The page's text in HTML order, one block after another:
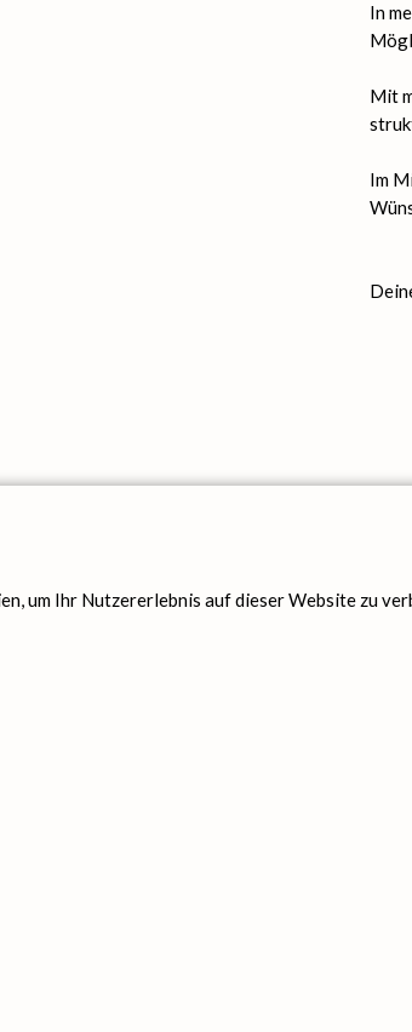
In
Mit
Im
um Ihr Nutzererlebnis auf dieser Website zu